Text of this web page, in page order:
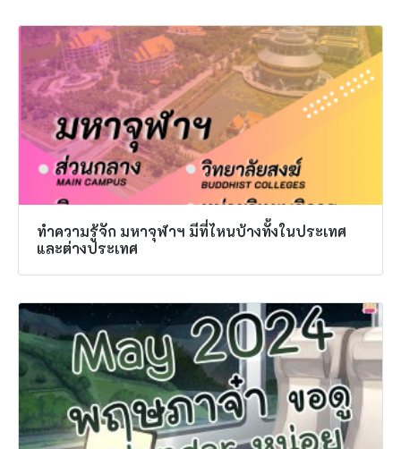
ทำความรู้จัก มหาจุฬาฯ มีที่ไหนบ้างทั้งในประเทศ
และต่างประเทศ